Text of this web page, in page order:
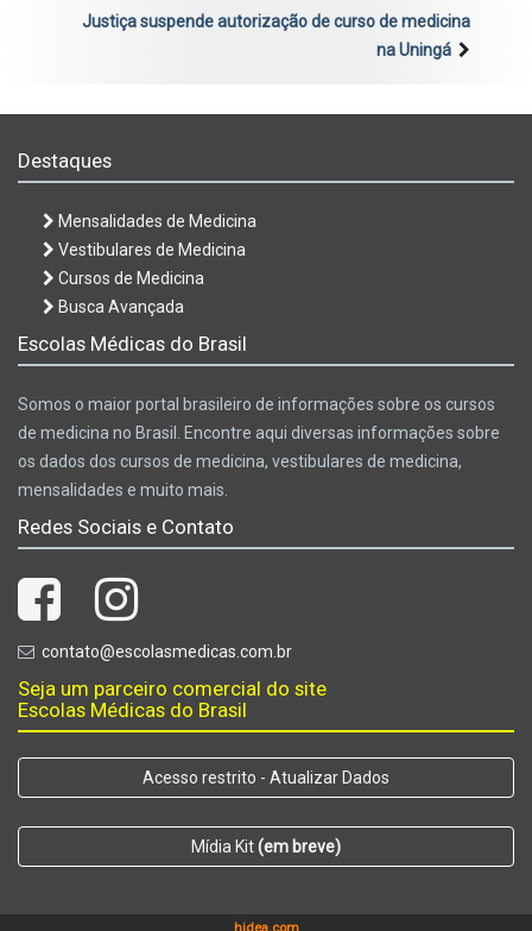
Justiça suspende autorização de curso de medicina
na Uningá
Destaques
Mensalidades de Medicina
Vestibulares de Medicina
Cursos de Medicina
Busca Avançada
Escolas Médicas do Brasil
Somos o maior portal brasileiro de informações sobre os cursos
de medicina no Brasil. Encontre aqui diversas informações sobre
os dados dos cursos de medicina, vestibulares de medicina,
mensalidades e muito mais.
Redes Sociais e Contato
contato@escolasmedicas.com.br
Seja um parceiro comercial do site
Escolas Médicas do Brasil
Acesso restrito - Atualizar Dados
Mídia Kit(em breve)